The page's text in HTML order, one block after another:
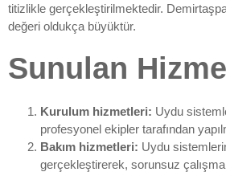
titizlikle gerçekleştirilmektedir.
değeri oldukça büyüktür.
Sunulan
Kurulum hizmetleri: Uydu
profesyonel ekipler tarafından
Bakım hizmetleri: Uydu
gerçekleştirerek, sorunsuz